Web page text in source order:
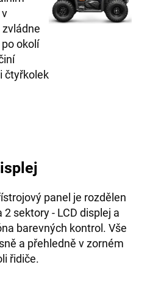
okolí
čtyřkolek
panel je rozdělen
2 sektory - LCD displej a
barevných kontrol. Vše
a přehledně v zorném
řidiče.